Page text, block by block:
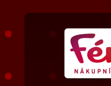
Nákupní